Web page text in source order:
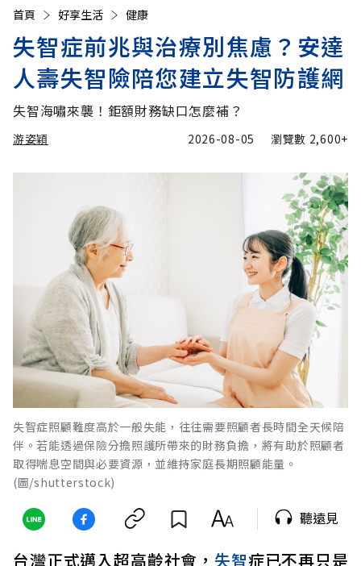
首頁 好享生活 健康
失智症前兆與治療別焦慮？安達
人壽失智險陪您建立失智防護網
失智海嘯來襲！鉅額財務缺口怎麼補？
游姿穎 2026-08-05 瀏覽數 2,600+
失智症照顧難度高於一般失能，往往需要照顧者長時間全天候陪
伴。若能透過保險分擔照護所帶來的財務負擔，將有助於照顧者
取得喘息空間與必要資源，並維持家庭長期照顧能量。
(圖/shutterstock)
聽遠見
台灣正式邁入超高齡社會， 失智症已不再只是